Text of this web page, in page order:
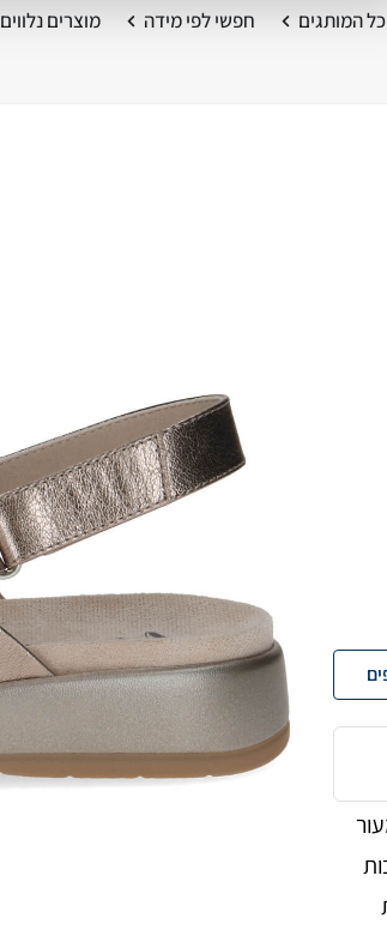
כל המותגים חפשי לפי מידה מוצרים נלווים